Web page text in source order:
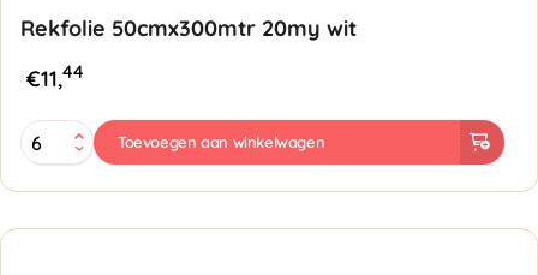
Rekfolie 50cmx300mtr 20my wit
€11,44
Rekfolie
50cmx300mtr
wit
aantal
Toevoegen aan winkelwagen